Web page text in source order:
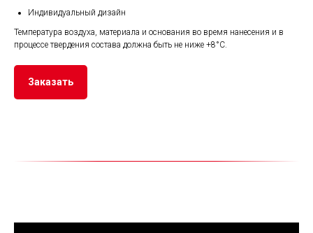
Индивидуальный дизайн
Температура воздуха, материала и основания во время нанесения и в
процессе твердения состава должна быть не ниже +8°C.
Заказать